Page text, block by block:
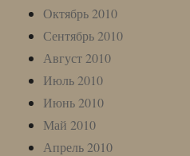
Октябрь 2010
Сентябрь 2010
Август 2010
Июль 2010
Июнь 2010
Май 2010
Апрель 2010